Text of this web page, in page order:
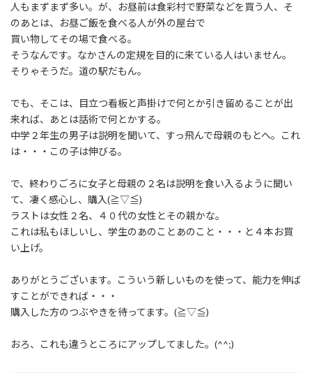
人もまずまず多い。が、お昼前は食彩村で野菜などを買う人、そ
のあとは、お昼ご飯を食べる人が外の屋台で
買い物してその場で食べる。
そうなんです。なかさんの定規を目的に来ている人はいません。
そりゃそうだ。道の駅だもん。
でも、そこは、目立つ看板と声掛けで何とか引き留めることが出
来れば、あとは話術で何とかする。
中学２年生の男子は説明を聞いて、すっ飛んで母親のもとへ。これ
は・・・この子は伸びる。
で、終わりごろに女子と母親の２名は説明を食い入るように聞い
て、凄く感心し、購入(≧▽≦)
ラストは女性２名、４０代の女性とその親かな。
これは私もほしいし、学生のあのことあのこと・・・と４本お買
い上げ。
ありがとうございます。こういう新しいものを使って、能力を伸ば
すことができれば・・・
購入した方のつぶやきを待ってます。(≧▽≦)
おろ、これも違うところにアップしてました。(^^;)